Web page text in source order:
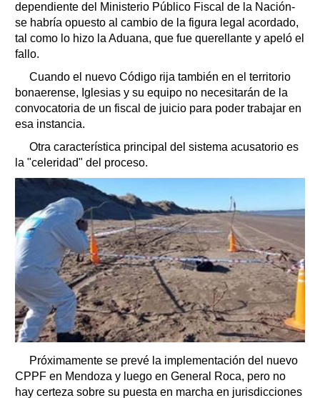
dependiente del Ministerio Público Fiscal de la Nación-
se habría opuesto al cambio de la figura legal acordado,
tal como lo hizo la Aduana, que fue querellante y apeló el
fallo.
Cuando el nuevo Código rija también en el territorio
bonaerense, Iglesias y su equipo no necesitarán de la
convocatoria de un fiscal de juicio para poder trabajar en
esa instancia.
Otra característica principal del sistema acusatorio es
la "celeridad" del proceso.
Próximamente se prevé la implementación del nuevo
CPPF en Mendoza y luego en General Roca, pero no
hay certeza sobre su puesta en marcha en jurisdicciones